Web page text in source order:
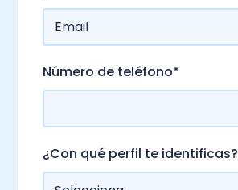
Número de teléfono*
¿Con qué perfil te identificas?